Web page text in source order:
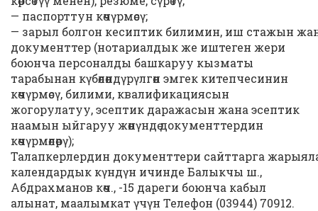
— паспорттун көчүрмөсү;
— зарыл болгон кесиптик билимин, иш стажын
документтер (нотариалдык же иштеген жери
боюнча персоналды башкаруу кызматы
тарабынан күбөлөндүрүлгөн эмгек китепчесинин
көчүрмөсү, билими, квалификациясын
жогорулатуу, эсептик даражасын жана эсептик
наамын ыйгаруу жөнүндө документтердин
көчүрмөлөрү);
Талапкерлердин документтери сайттарга
календардык күндүн ичинде Балыкчы ш.,
Абдрахманов көч., -15 дареги боюнча кабыл
алынат, маалымкат үчүн Телефон (03944) 70912.